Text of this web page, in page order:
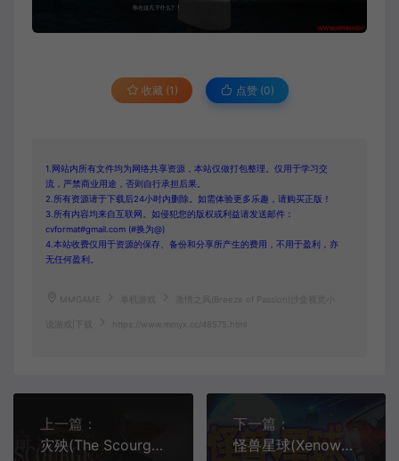
收藏 (1) 点赞 (0)
1.网站内所有文件均为网络共享资源，本站仅做打包整理。仅用于学习交
流，严禁商业用途，否则自行承担后果。
2.所有资源请于下载后24小时内删除。如需体验更多乐趣，请购买正版！
3.所有内容均来自互联网。如侵犯您的版权或利益请发送邮件：
cvformat#gmail.com (#换为@)
4.本站收费仅用于资源的保存、备份和分享所产生的费用，不用于盈利，亦
无任何盈利。
MMGAME 激情之风(Breeze of Passion)沙盒视觉小
https://www.mmyx.cc/48575.html
上一篇：
灾殃(The Scourge)民俗恐怖游戏|下载
下一篇：
怪兽星球(Xenowars)外星探索回合制战略游戏|单机|中文|策略|免费下载